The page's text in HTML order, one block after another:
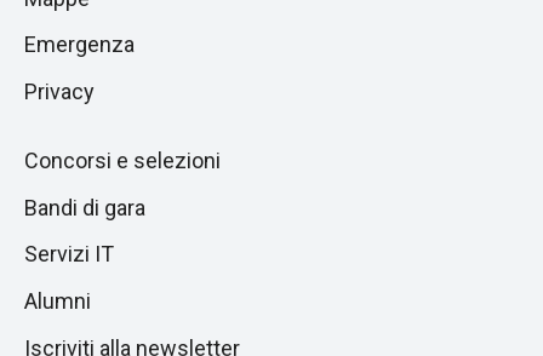
pagina
Emergenza
Privacy
Concorsi e selezioni
Bandi di gara
Servizi IT
Alumni
Iscriviti alla newsletter